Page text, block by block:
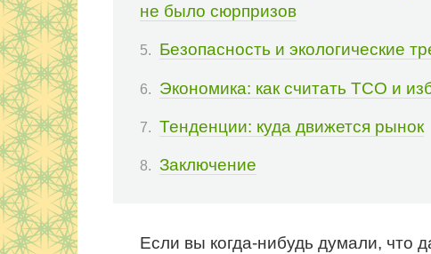
не было сюрпризов
Безопасность и экологические
Экономика: как считать TCO и
Тенденции: куда движется рынок
Заключение
Если вы когда‑нибудь думали, что